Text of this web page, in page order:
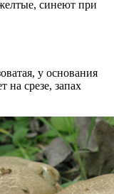
синеют при
у основания
на срезе, запах